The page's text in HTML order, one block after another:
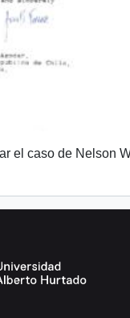
el caso de Nelson